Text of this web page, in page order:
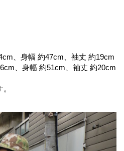
、身幅 約47cm、袖丈 約19cm
、身幅 約51cm、袖丈 約20cm